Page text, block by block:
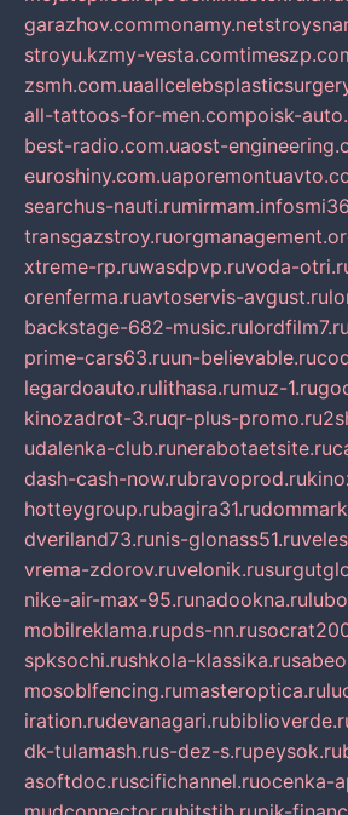
garazhov.commonamy.net
stroyu.kzmy-vesta.com
zsmh.com.ua
all-tattoos-for-men.compoisk-
best-radio.com.uaost-
euroshiny.com.ua
searchus-nauti.rumirmam.info
transgazstroy.ru
xtreme-rp.ruwasdpvp.ruvoda-
orenferma.ruavtoservis-avgust.ru
backstage-682-music.rulordfilm7.ru
prime-cars63.ruun-believable.ru
legardoauto.rulithasa.rumuz-1.ru
kinozadrot-3.ruqr-plus-promo.ru
udalenka-club.runerabotaetsite.ru
dash-cash-now.rubravoprod.ru
hotteygroup.rubagira31.ru
dveriland73.runis-glonass51.ru
vrema-zdorov.ruvelonik.ru
nike-air-max-95.runadookna.ru
mobilreklama.rupds-nn.ru
spksochi.rushkola-klassika.ru
mosoblfencing.rumasteroptica.ru
iration.rudevanagari.ru
dk-tulamash.rus-dez-s.rupeysok.ru
asoftdoc.ruscifichannel.ruocenka-